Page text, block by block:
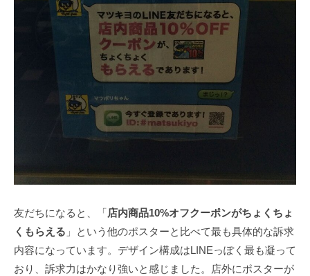
友だちになると、「店内商品10%オフクーポンがちょくちょ
くもらえる 」という他のポスターと比べて最も具体的な訴求
内容になっています。デザイン構成はLINEっぽく最も凝って
おり、訴求力はかなり強いと感じました。店外にポスターが